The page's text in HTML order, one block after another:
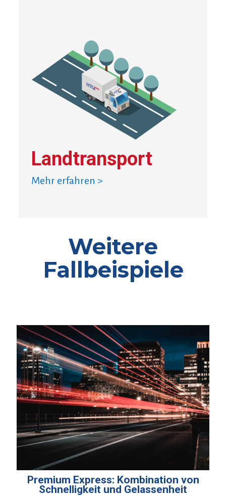
Landtransport
Mehr erfahren >
Weitere
Fallbeispiele
Premium Express: Kombination von
Schnelligkeit und Gelassenheit